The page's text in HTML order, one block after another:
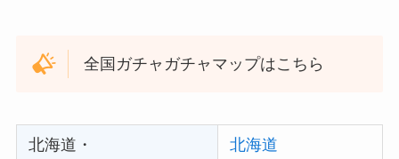
全国ガチャガチャマップはこちら
北海道・
北海道